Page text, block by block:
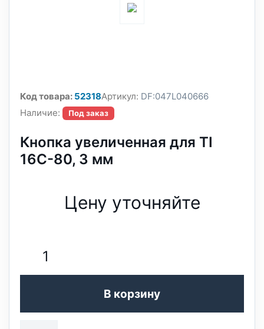
Код товара: 52318Артикул: DF:047L040666
Наличие:
Под заказ
Кнопка увеличенная для TI
16C-80, 3 мм
Цену уточняйте
В корзину